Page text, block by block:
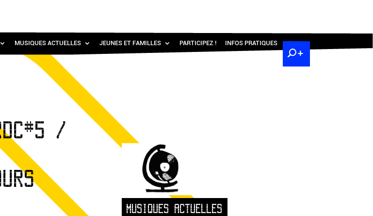
MUSIQUES ACTUELLES JEUNES ET FAMILLES PARTICIPEZ ! INFOS PRATIQUES
/
MUSIQUES ACTUELLES